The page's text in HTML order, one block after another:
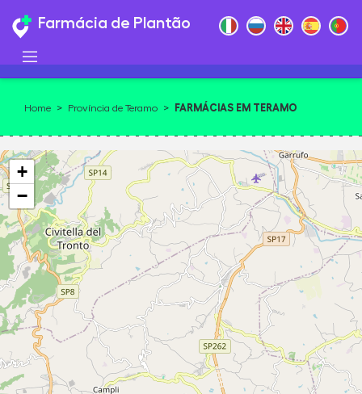
Farmácia de Plantão
Home > Província de Teramo > FARMÁCIAS EM TERAMO
+
−